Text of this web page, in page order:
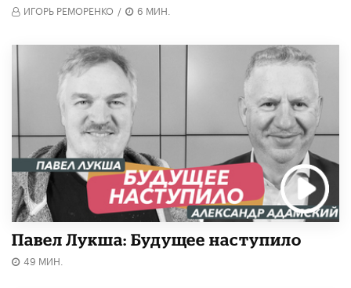
ИГОРЬ РЕМОРЕНКО / 6 МИН.
Павел Лукша: Будущее наступило
49 МИН.